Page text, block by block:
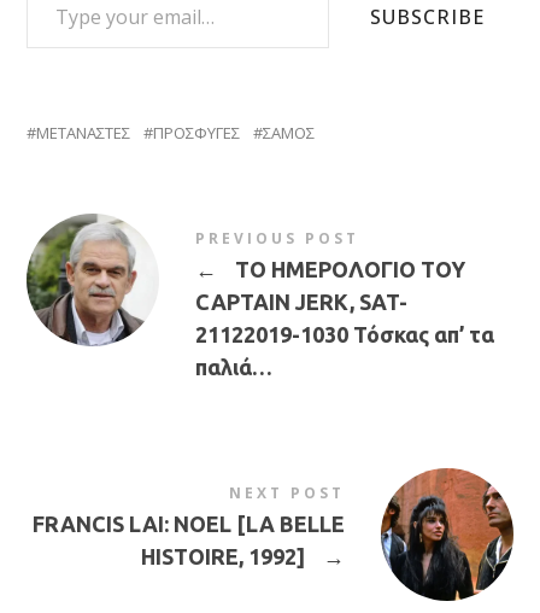
SUBSCRIBE
ΜΕΤΑΝΑΣΤΕΣ ΠΡΟΣΦΥΓΕΣ ΣΑΜΟΣ
PREVIOUS POST
←
ΤΟ ΗΜΕΡΟΛΟΓΙΟ ΤΟΥ
CAPTAIN JERK, SAT-
21122019-1030 Τόσκας απ’ τα
παλιά…
NEXT POST
FRANCIS LAI: NOEL [LA BELLE
HISTOIRE, 1992]
→